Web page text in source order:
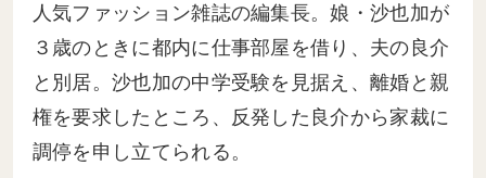
人気ファッション雑誌の編集長。娘・沙也加が
３歳のときに都内に仕事部屋を借り、夫の良介
と別居。沙也加の中学受験を見据え、離婚と親
権を要求したところ、反発した良介から家裁に
調停を申し立てられる。